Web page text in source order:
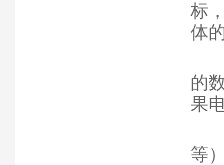
标
体
的
果
等